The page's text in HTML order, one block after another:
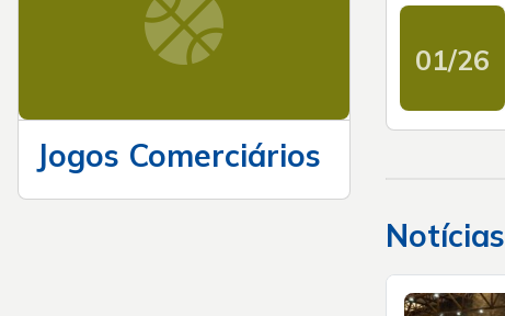
Jogos Comerciários
01/26
Notícias